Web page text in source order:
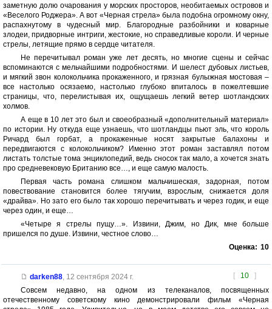
заметную долю очарования у морских просторов, необитаемых островов и
«Веселого Роджера». А вот «Черная стрела» была подобна огромному окну,
распахнутому в чудесный мир. Благородные разбойники и коварные
злодеи, придворные интриги, жестокие, но справедливые короли. И черные
стрелы, летящие прямо в сердце читателя.
Не перечитывал роман уже лет десять, но многие сцены и сейчас
вспоминаются с мельчайшими подробностями. И шелест дубовых листьев,
и мягкий звон колокольчика прокаженного, и грязная булыжная мостовая –
все настолько осязаемо, настолько глубоко впиталось в пожелтевшие
страницы, что, перелистывая их, ощущаешь легкий ветер шотландских
холмов.
А еще в 10 лет это был и своеобразный «дополнительный материал»
по истории. Ну откуда еще узнаешь, что шотландцы пьют эль, что король
Ричард был горбат, а прокаженные носят закрытые балахоны и
передвигаются с колокольчиком? Именно этот роман заставлял потом
листать толстые тома энциклопедий, ведь сносок так мало, а хочется знать
про средневековую Британию все…, и еще самую малость.
Первая часть романа слишком мальчишеская, задорная, потом
повествование становится более тягучим, взрослым, снижается доля
«драйва». Но зато его было так хорошо перечитывать и через годик, и еще
через один, и еще…
«Четыре я стрелы пущу…». Извини, Джим, но Дик, мне больше
пришелся по душе. Извини, честное слово…
Оценка: 10
[ 10 ]
darken88, 12 сентября 2024 г.
Совсем недавно, на одном из телеканалов, посвященных
отечественному советскому кино демонстрировали фильм «Черная